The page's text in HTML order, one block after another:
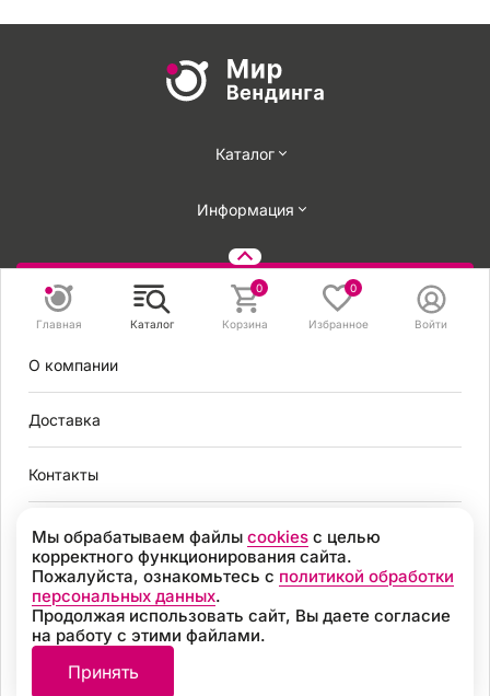
Главная Каталог
0
Корзина
0
Избранное Войти
О компании
Доставка
Контакты
Условия оплаты
Москва
8 495 131 56 78
8 800 301 56 78
Мы обрабатываем файлы cookies с целью
корректного функционирования сайта.
Пожалуйста, ознакомьтесь с политикой обработки
персональных данных.
Продолжая использовать сайт, Вы даете согласие
на работу с этими файлами.
Принять
Каталог
Информация
Задать вопрос
Политика обработки персональных данных
Согласие на получение рекламных рассылок
Пользовательское соглашение
Политика обработки файлов cookie
Разработка
© 2026, «МИР ВЕНДИНГА» Все права защищены